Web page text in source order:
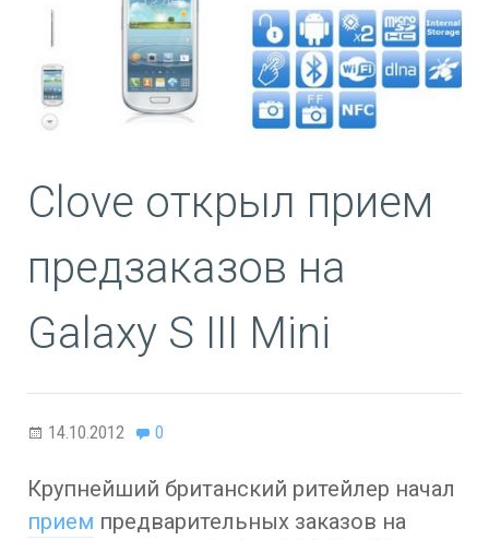
Clove открыл прием
предзаказов на
Galaxy S III Mini
14.10.2012 0
Крупнейший британский ритейлер начал
прием предварительных заказов на